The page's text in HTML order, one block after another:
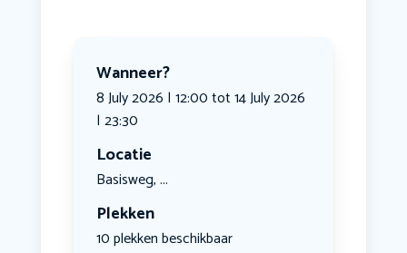
Wanneer?
8 July 2026 | 12:00 tot 14 July 2026
| 23:30
Locatie
Basisweg, ...
Plekken
10 plekken beschikbaar